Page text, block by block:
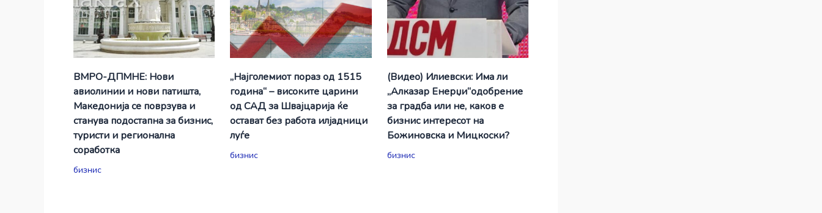
ВМРО-ДПМНЕ: Нови
авиолинии и нови патишта,
Македонија се поврзува и
станува подостапна за бизнис,
туристи и регионална
соработка
бизнис
„Најголемиот пораз од 1515
година“ – високите царини
од САД за Швајцарија ќе
остават без работа илјадници
луѓе
бизнис
(Видео) Илиевски: Има ли
„Алказар Енерџи“одобрение
за градба или не, каков е
бизнис интересот на
Божиновска и Мицкоски?
бизнис